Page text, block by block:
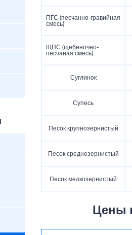
ПГС (песчанно-гравийная
смесь)
ЩПС (щебеночно-
песчаная смесь)
Суглинок
Супесь
Песок крупнозернистый
Песок среднезернистый
Песок мелкозернистый
Цены